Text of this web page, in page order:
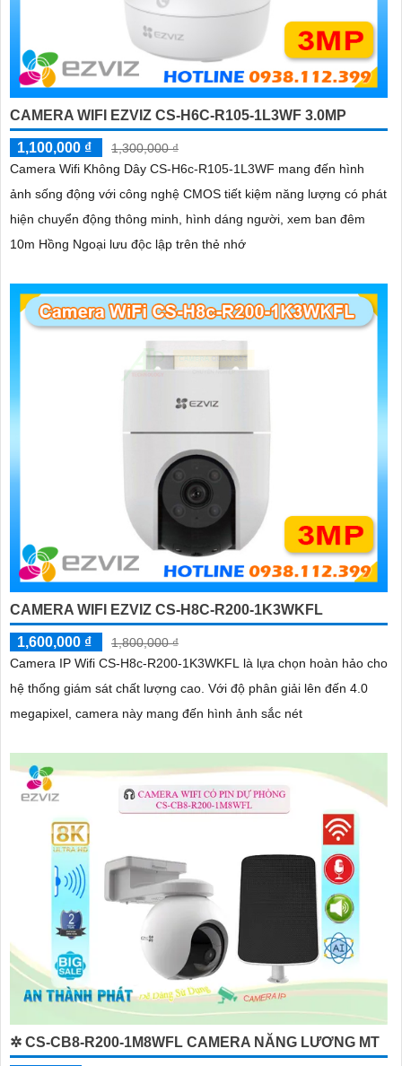
CAMERA WIFI EZVIZ CS-H6C-R105-1L3WF 3.0MP
1,100,000 ₫
1,300,000 ₫
Camera Wifi Không Dây CS-H6c-R105-1L3WF mang đến hình
ảnh sống động với công nghệ CMOS tiết kiệm năng lượng có phát
hiện chuyển động thông minh, hình dáng người, xem ban đêm
10m Hồng Ngoại lưu độc lập trên thẻ nhớ
CAMERA WIFI EZVIZ CS-H8C-R200-1K3WKFL
1,600,000 ₫
1,800,000 ₫
Camera IP Wifi CS-H8c-R200-1K3WKFL là lựa chọn hoàn hảo cho
hệ thống giám sát chất lượng cao. Với độ phân giải lên đến 4.0
megapixel, camera này mang đến hình ảnh sắc nét
✲ CS-CB8-R200-1M8WFL CAMERA NĂNG LƯƠNG MT